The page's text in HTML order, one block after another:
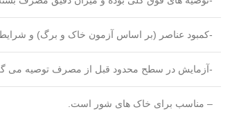
-کمبود عناصر (بر اساس آزمون خاک و برگ) و
-آزمایش در سطح محدود قبل از مصرف توصیه می
– مناسب برای خاک های شور است.